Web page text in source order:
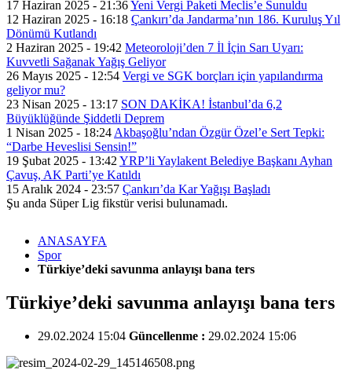
17 Haziran 2025 - 21:36Yeni Vergi Paketi Meclis’e Sunuldu
12 Haziran 2025 - 16:18 Çankırı’da Jandarma’nın 186. Kuruluş Yıl
Dönümü Kutlandı
2 Haziran 2025 - 19:42 Meteoroloji’den 7 İl İçin Sarı Uyarı:
Kuvvetli Sağanak Yağış Geliyor
26 Mayıs 2025 - 12:54 Vergi ve SGK borçları için yapılandırma
geliyor mu?
23 Nisan 2025 - 13:17 SON DAKİKA! İstanbul’da 6,2
Büyüklüğünde Şiddetli Deprem
1 Nisan 2025 - 18:24 Akbaşoğlu’ndan Özgür Özel’e Sert Tepki:
“Darbe Heveslisi Sensin!”
19 Şubat 2025 - 13:42 YRP’li Yaylakent Belediye Başkanı Ayhan
Çavuş, AK Parti’ye Katıldı
15 Aralık 2024 - 23:57 Çankırı’da Kar Yağışı Başladı
Şu anda Süper Lig fikstür verisi bulunamadı.
ANASAYFA
Spor
Türkiye’deki savunma anlayışı bana ters
Türkiye’deki savunma anlayışı bana ters
29.02.2024 15:04 Güncellenme : 29.02.2024 15:06